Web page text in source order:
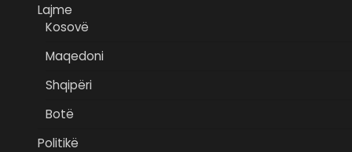
Lajme
Kosovë
Maqedoni
Shqipëri
Botë
Politikë